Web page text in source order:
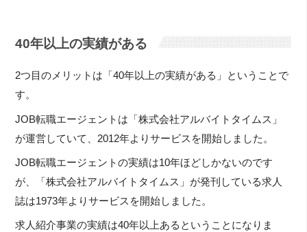
40年以上の実績がある
2つ目のメリットは「40年以上の実績がある」ということで
す。
JOB転職エージェントは「株式会社アルバイトタイムス」
が運営していて、2012年よりサービスを開始しました。
JOB転職エージェントの実績は10年ほどしかないのです
が、「株式会社アルバイトタイムス」が発刊している求人
誌は1973年よりサービスを開始しました。
求人紹介事業の実績は40年以上あるということになりま